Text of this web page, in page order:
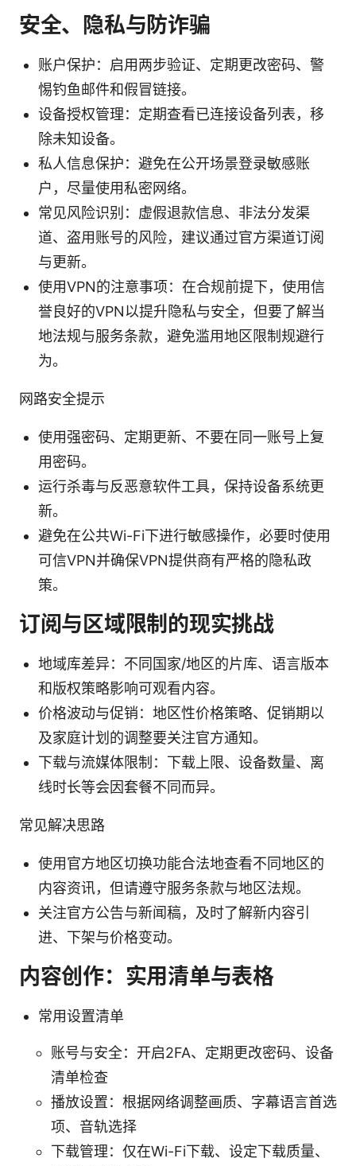
安全、隐私与防诈骗
账户保护：启用两步验证、定期更改密码、警
惕钓鱼邮件和假冒链接。
设备授权管理：定期查看已连接设备列表，移
除未知设备。
私人信息保护：避免在公开场景登录敏感账
户，尽量使用私密网络。
常见风险识别：虚假退款信息、非法分发渠
道、盗用账号的风险，建议通过官方渠道订阅
与更新。
使用VPN的注意事项：在合规前提下，使用信
誉良好的VPN以提升隐私与安全，但要了解当
地法规与服务条款，避免滥用地区限制规避行
为。
网路安全提示
使用强密码、定期更新、不要在同一账号上复
用密码。
运行杀毒与反恶意软件工具，保持设备系统更
新。
避免在公共Wi-Fi下进行敏感操作，必要时使用
可信VPN并确保VPN提供商有严格的隐私政
策。
订阅与区域限制的现实挑战
地域库差异：不同国家/地区的片库、语言版本
和版权策略影响可观看内容。
价格波动与促销：地区性价格策略、促销期以
及家庭计划的调整要关注官方通知。
下载与流媒体限制：下载上限、设备数量、离
线时长等会因套餐不同而异。
常见解决思路
使用官方地区切换功能合法地查看不同地区的
内容资讯，但请遵守服务条款与地区法规。
关注官方公告与新闻稿，及时了解新内容引
进、下架与价格变动。
内容创作：实用清单与表格
常用设置清单
账号与安全：开启2FA、定期更改密码、设备
清单检查
播放设置：根据网络调整画质、字幕语言首选
项、音轨选择
下载管理：仅在Wi-Fi下载、设定下载质量、